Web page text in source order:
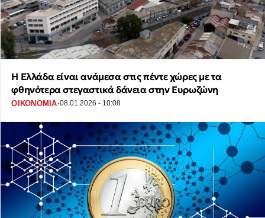
Η Ελλάδα είναι ανάμεσα στις πέντε χώρες με τα
φθηνότερα στεγαστικά δάνεια στην Ευρωζώνη
ΟΙΚΟΝΟΜΙΑ·08.01.2026 - 10:08